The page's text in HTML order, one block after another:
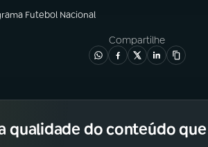
Futebol Nacional
Compartilhe
qualidade do conteúdo